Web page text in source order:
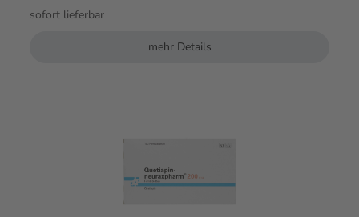
sofort lieferbar
mehr Details